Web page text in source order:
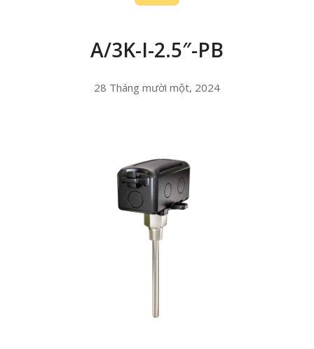
A/3K-I-2.5″-PB
28 Tháng mười một, 2024